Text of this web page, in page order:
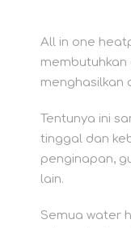
All in one
membutuhkan
menghasilkan
Tentunya ini
tinggal dan
penginapan,
lain.
Semua water